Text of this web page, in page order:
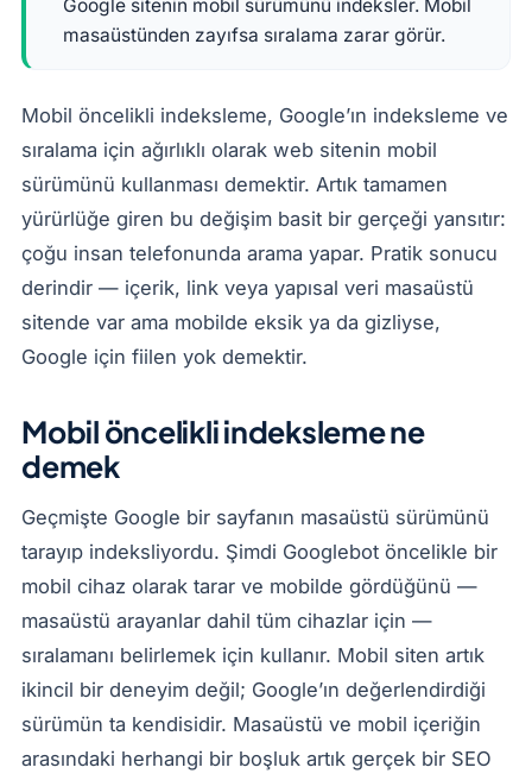
Google sitenin mobil sürümünü indeksler. Mobil
masaüstünden zayıfsa sıralama zarar görür.
Mobil öncelikli indeksleme, Google’ın indeksleme ve
sıralama için ağırlıklı olarak web sitenin mobil
sürümünü kullanması demektir. Artık tamamen
yürürlüğe giren bu değişim basit bir gerçeği yansıtır:
çoğu insan telefonunda arama yapar. Pratik sonucu
derindir — içerik, link veya yapısal veri masaüstü
sitende var ama mobilde eksik ya da gizliyse,
Google için fiilen yok demektir.
Mobil öncelikli indeksleme ne
demek
Geçmişte Google bir sayfanın masaüstü sürümünü
tarayıp indeksliyordu. Şimdi Googlebot öncelikle bir
mobil cihaz olarak tarar ve mobilde gördüğünü —
masaüstü arayanlar dahil tüm cihazlar için —
sıralamanı belirlemek için kullanır. Mobil siten artık
ikincil bir deneyim değil; Google’ın değerlendirdiği
sürümün ta kendisidir. Masaüstü ve mobil içeriğin
arasındaki herhangi bir boşluk artık gerçek bir SEO